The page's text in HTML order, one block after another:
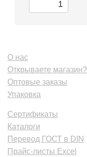
О нас
Открываете магазин?
Оптовые заказы
Упаковка
Сертификаты
Каталоги
Перевод ГОСТ в DIN
Прайс-листы Excel